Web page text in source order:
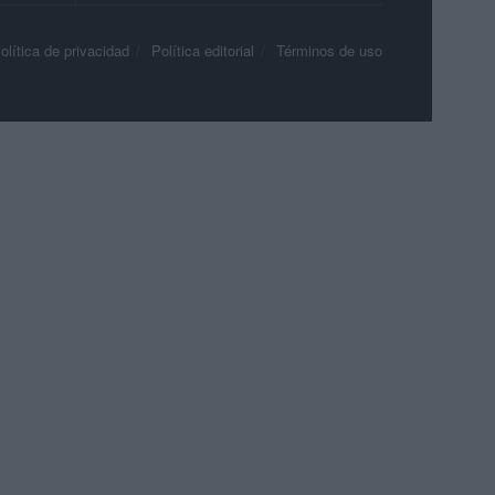
de privacidad Política editorial Términos de uso